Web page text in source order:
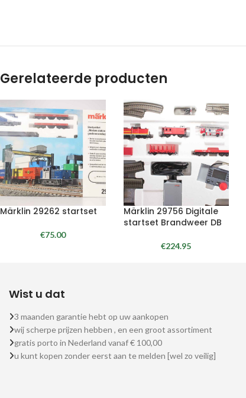
Gerelateerde producten
Märklin 29262 startset
€75.00
Märklin 29756 Digitale
startset Brandweer DB
€224.95
Wist u dat
3 maanden garantie hebt op uw aankopen
wij scherpe prijzen hebben , en een groot assortiment
gratis porto in Nederland vanaf € 100,00
u kunt kopen zonder eerst aan te melden [wel zo veilig]